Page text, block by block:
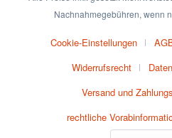
Nachnahmegebühren, wenn
Cookie-Einstellungen
Widerrufsrecht
Versand und
rechtliche